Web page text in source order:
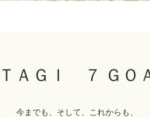
ＡＧＩ ７ ＧＯ
今までも、そして、これからも、